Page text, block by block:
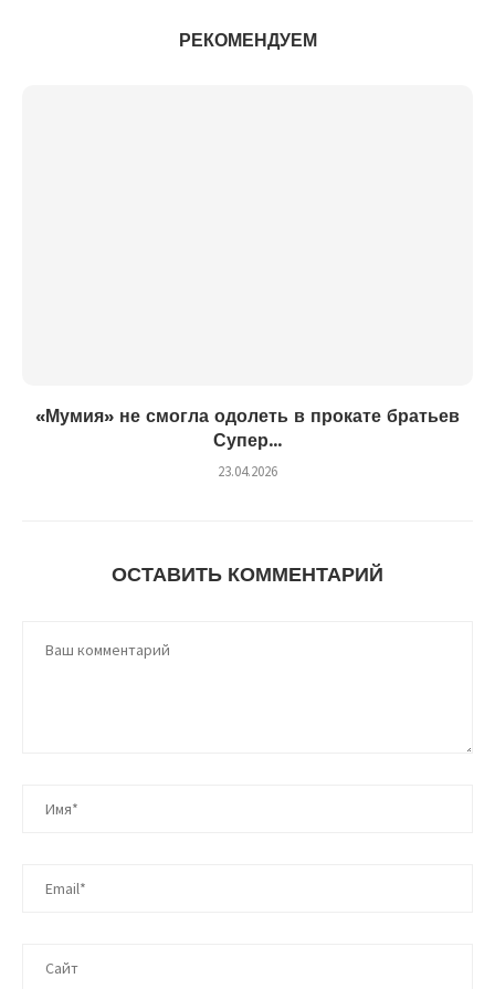
РЕКОМЕНДУЕМ
«Мумия» не смогла одолеть в прокате братьев
Супер...
23.04.2026
ОСТАВИТЬ КОММЕНТАРИЙ